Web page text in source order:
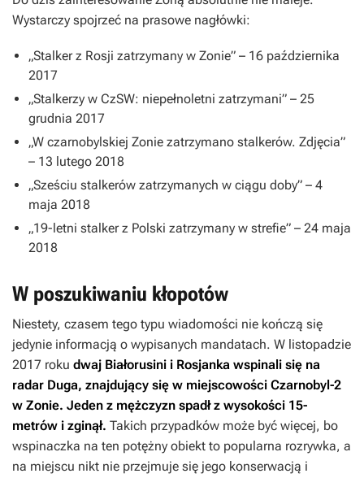
Wystarczy spojrzeć na prasowe nagłówki:
„Stalker z Rosji zatrzymany w Zonie” – 16 października
2017
„Stalkerzy w CzSW: niepełnoletni zatrzymani” – 25
grudnia 2017
„W czarnobylskiej Zonie zatrzymano stalkerów. Zdjęcia”
– 13 lutego 2018
„Sześciu stalkerów zatrzymanych w ciągu doby” – 4
maja 2018
„19-letni stalker z Polski zatrzymany w strefie” – 24 maja
2018
W poszukiwaniu kłopotów
Niestety, czasem tego typu wiadomości nie kończą się
jedynie informacją o wypisanych mandatach. W listopadzie
2017 roku dwaj Białorusini i Rosjanka wspinali się na
radar Duga, znajdujący się w miejscowości Czarnobyl-2
w Zonie. Jeden z mężczyzn spadł z wysokości 15-
metrów i zginął. Takich przypadków może być więcej, bo
wspinaczka na ten potężny obiekt to popularna rozrywka, a
na miejscu nikt nie przejmuje się jego konserwacją i